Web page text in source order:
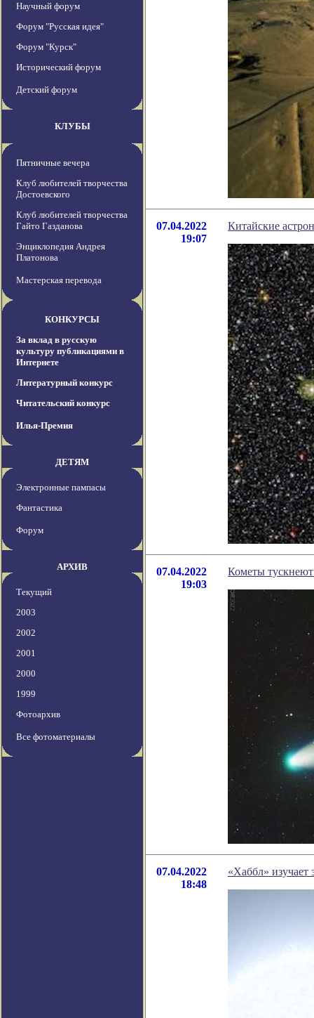
Научный форум
Форум "Русская идея"
Форум "Курск"
Исторический форум
Детский форум
КЛУБЫ
Пятничные вечера
Клуб любителей творчества
Достоевского
Клуб любителей творчества
Гайто Газданова
Энциклопедия Андрея
Платонова
Мастерская перевода
КОНКУРСЫ
За вклад в русскую
культуру публикациями в
Интернете
Литературный конкурс
Читательский конкурс
Илья-Премия
ДЕТЯМ
Электронные пампасы
Фантастика
Форум
АРХИВ
Текущий
2003
2002
2001
2000
1999
Фотоархив
Все фотоматериалы
07.04.2022
19:07
Китайские
07.04.2022
19:03
Кометы
07.04.2022
18:48
«Хаббл» изучает